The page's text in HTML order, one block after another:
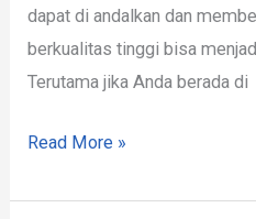
dapat di andalkan dan
berkualitas tinggi bisa
Terutama jika Anda berada di
Read More »